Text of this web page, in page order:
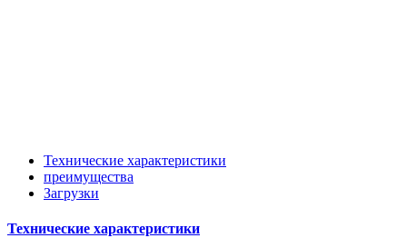
Технические характеристики
преимущества
Загрузки
Технические характеристики